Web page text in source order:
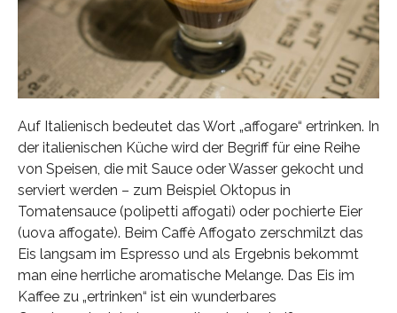
Auf Italienisch bedeutet das Wort „affogare“ ertrinken. In
der italienischen Küche wird der Begriff für eine Reihe
von Speisen, die mit Sauce oder Wasser gekocht und
serviert werden – zum Beispiel Oktopus in
Tomatensauce (polipetti affogati) oder pochierte Eier
(uova affogate). Beim Caffè Affogato zerschmilzt das
Eis langsam im Espresso und als Ergebnis bekommt
man eine herrliche aromatische Melange. Das Eis im
Kaffee zu „ertrinken“ ist ein wunderbares